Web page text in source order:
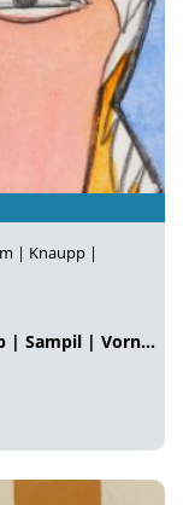
| Knaupp |
| Sampil | Vorn…